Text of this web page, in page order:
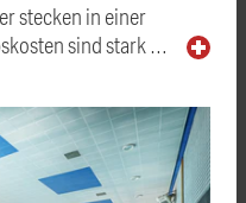
stecken in einer
sind stark …